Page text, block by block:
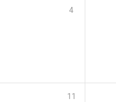
4
11